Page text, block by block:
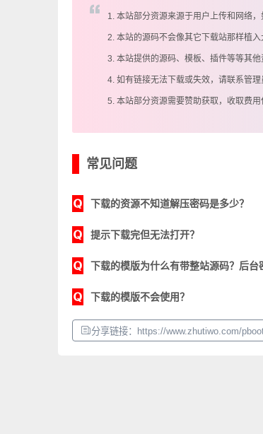
1. 本站部分资源来源于用户上传和网络，
2. 本站的源码不会像其它下载站那样植入
3. 本站提供的源码、模板、插件等等其
4. 如有链接无法下载或失效，请联系管理
5. 本站部分资源需要赞助获取，收取费用
常见问题
下载的资源不知道解压密码是多少？
提示下载完但无法打开？
下载的模版为什么有带整站源码？后台
下载的模版不会使用？
分享链接：https://www.zhutiwo.com/